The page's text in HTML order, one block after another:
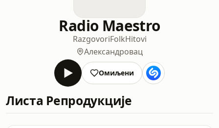
Radio Maestro
RazgovoriFolkHitovi
Александровац
Омиљени
Листа Репродукције